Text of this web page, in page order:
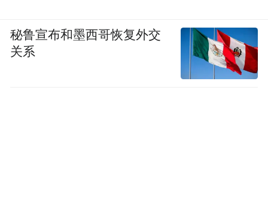
秘鲁宣布和墨西哥恢复外交
关系